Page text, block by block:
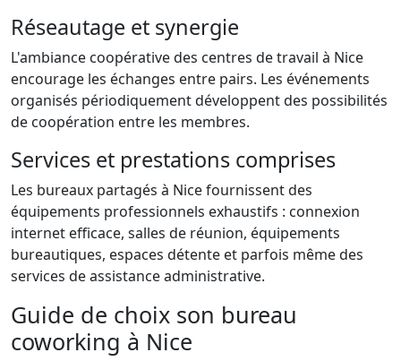
Réseautage et synergie
L'ambiance coopérative des centres de travail à Nice
encourage les échanges entre pairs. Les événements
organisés périodiquement développent des possibilités
de coopération entre les membres.
Services et prestations comprises
Les bureaux partagés à Nice fournissent des
équipements professionnels exhaustifs : connexion
internet efficace, salles de réunion, équipements
bureautiques, espaces détente et parfois même des
services de assistance administrative.
Guide de choix son bureau
coworking à Nice